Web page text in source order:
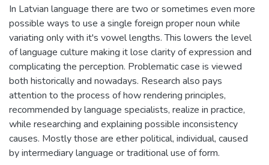
In Latvian language there are two or sometimes even more
possible ways to use a single foreign proper noun while
variating only with it's vowel lengths. This lowers the level
of language culture making it lose clarity of expression and
complicating the perception. Problematic case is viewed
both historically and nowadays. Research also pays
attention to the process of how rendering principles,
recommended by language specialists, realize in practice,
while researching and explaining possible inconsistency
causes. Mostly those are ether political, individual, caused
by intermediary language or traditional use of form.